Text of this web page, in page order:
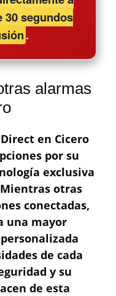
30 segundos
.
alarmas
en Cicero
por su
exclusiva
otras
conectadas,
una mayor
de cada
y su
de esta